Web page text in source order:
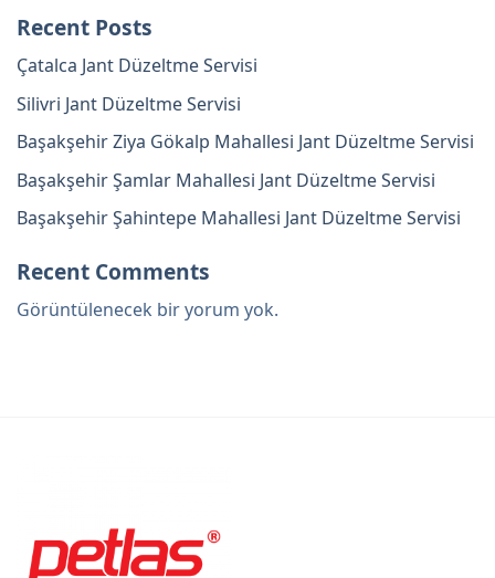
Recent Posts
Çatalca Jant Düzeltme Servisi
Silivri Jant Düzeltme Servisi
Başakşehir Ziya Gökalp Mahallesi Jant Düzeltme Servisi
Başakşehir Şamlar Mahallesi Jant Düzeltme Servisi
Başakşehir Şahintepe Mahallesi Jant Düzeltme Servisi
Recent Comments
Görüntülenecek bir yorum yok.